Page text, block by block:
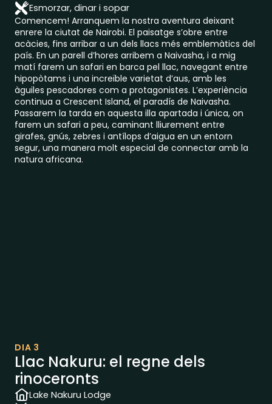
Esmorzar, dinar i sopar
Comencem! Arranquem la nostra aventura deixant
enrere la ciutat de Nairobi. El paisatge s’obre entre
acàcies, fins arribar a un dels llacs més emblemàtics del
país. En un parell d’hores arribem a Naivasha, i a mig
matí farem un safari en barca pel llac, navegant entre
hipopòtams i una increïble varietat d’aus, amb les
àguiles pescadores com a protagonistes. L’experiència
continua a Crescent Island, el paradís de Naivasha.
Passarem la tarda en aquesta illa apartada i única, on
farem un safari a peu, caminant lliurement entre
girafes, gnús, zebres i antílops d’aigua en un entorn
segur, una manera molt especial de connectar amb la
natura africana.
DIA 3
Llac Nakuru: el regne dels
rinoceronts
Lake Nakuru Lodge